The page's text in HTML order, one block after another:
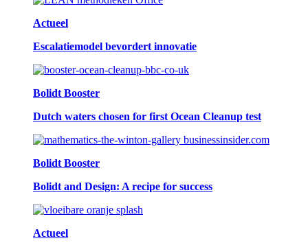
Actueel
Escalatiemodel bevordert innovatie
Bolidt Booster
Dutch waters chosen for first Ocean Cleanup test
Bolidt Booster
Bolidt and Design: A recipe for success
Actueel